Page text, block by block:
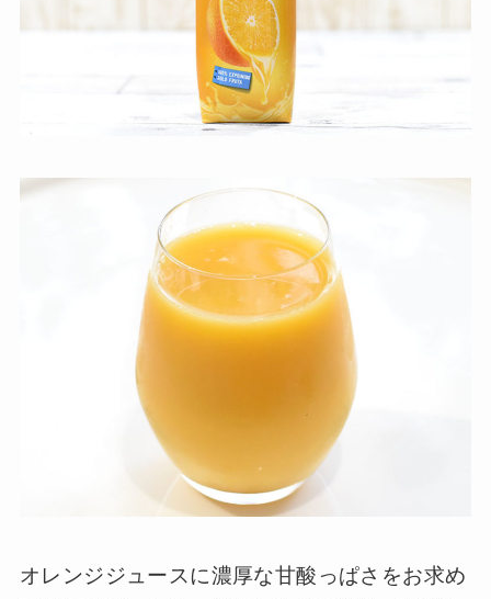
オレンジジュースに濃厚な甘酸っぱさをお求め